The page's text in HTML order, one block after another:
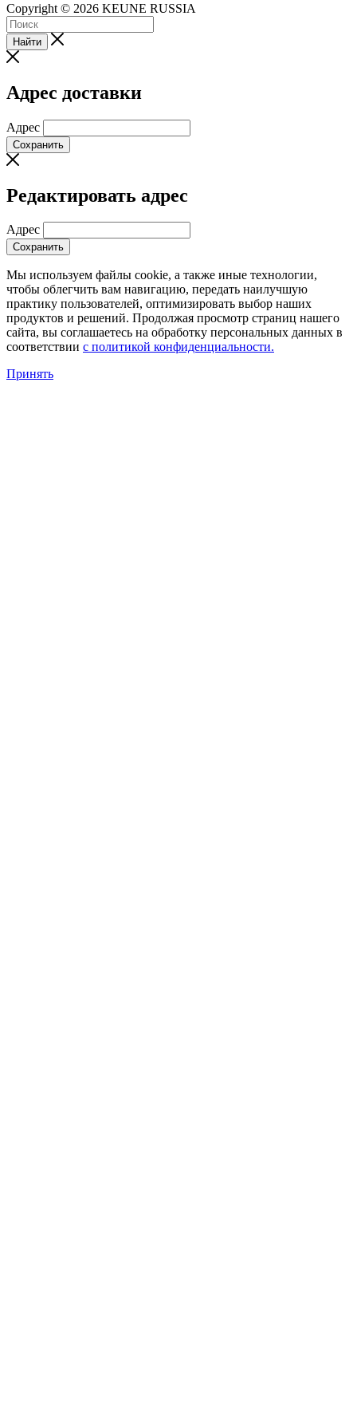
Copyright © 2026 KEUNE RUSSIA
Найти
Адрес доставки
Адрес
Сохранить
Редактировать адрес
Адрес
Сохранить
Мы используем файлы cookie, а также иные технологии,
чтобы облегчить вам навигацию, передать наилучшую
практику пользователей, оптимизировать выбор наших
продуктов и решений. Продолжая просмотр страниц нашего
сайта, вы соглашаетесь на обработку персональных данных в
соответствии с политикой конфиденциальности.
Принять